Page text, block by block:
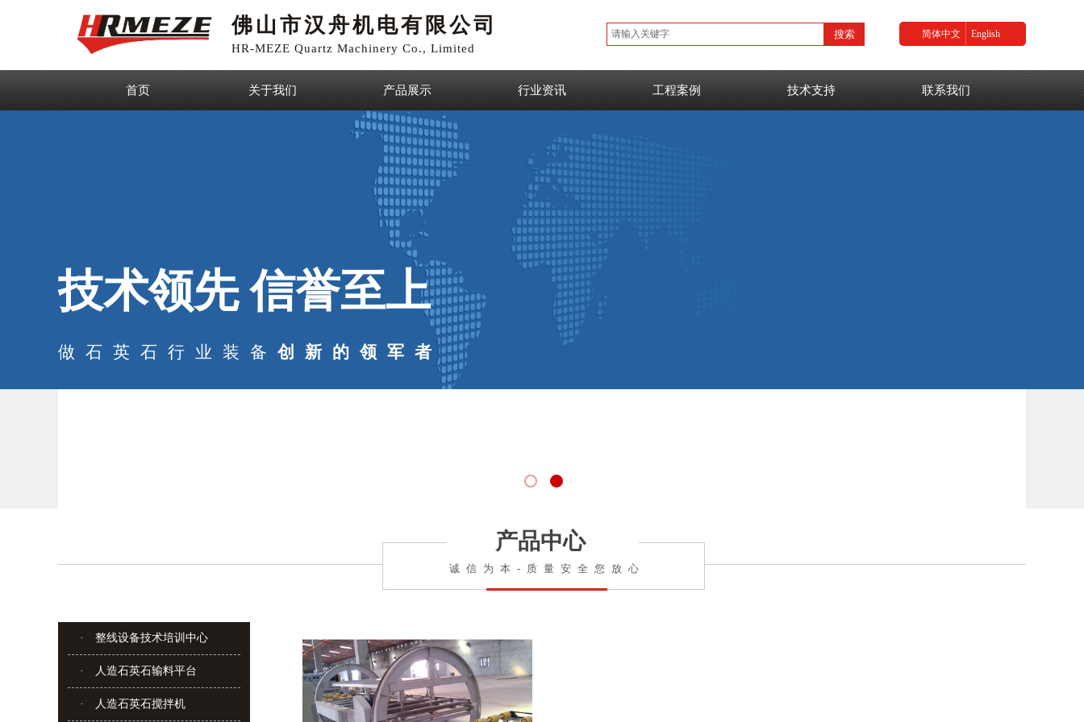
搜索
佛山市汉舟机电有限公司
HR-MEZE Quartz Machinery Co., Limited
简体中文 English
首页 关于我们 产品展示 行业资讯 工程案例 技术支持 联系我们
技术领先 信誉至上
做石英石行业装备 创新的领军者
产品中心
诚信为本-质量安全您放心
· 整线设备技术培训中心
· 人造石英石输料平台
· 人造石英石搅拌机